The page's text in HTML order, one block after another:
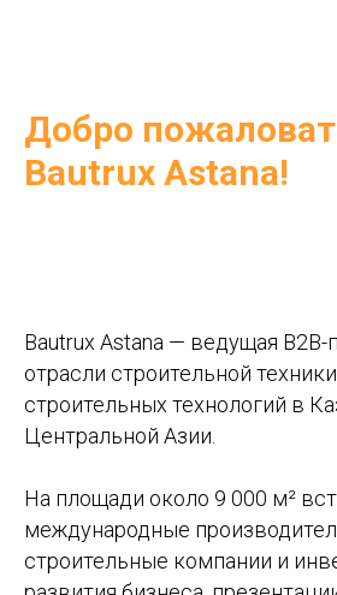
Добро
Bautrux Astana!
Bautrux Astana — ведущая
отрасли строительной
строительных технологий в
Центральной Азии.
На площади около 9 000 м²
международные
строительные компании и